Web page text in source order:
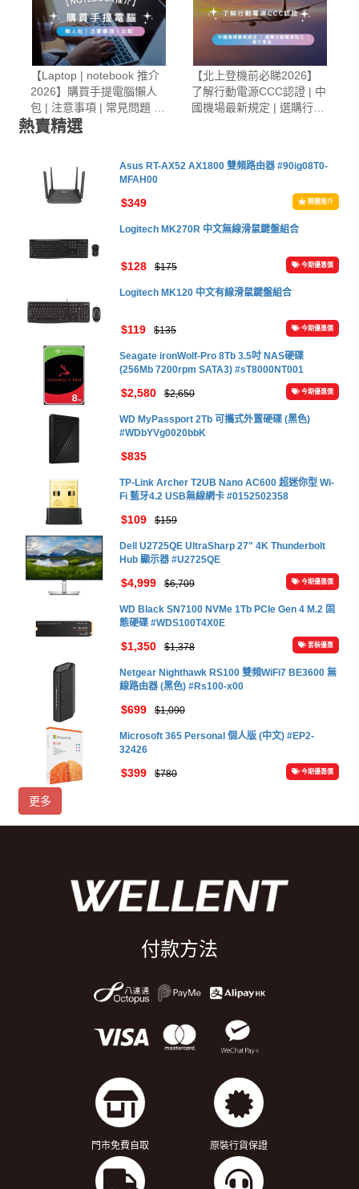
【Laptop | notebook 推介
2026】購買手提電腦懶人
包 | 注意事項 | 常見問題 |
產品推介
【北上登機前必睇2026】
了解行動電源CCC認證 | 中
國機場最新規定 | 選購行動
熱賣精選
Asus RT-AX52 AX1800 雙頻路由器 #90ig08T0-
MFAH00
$349 精選推介
Logitech MK270R 中文無線滑鼠鍵盤組合
$128 $175 今期優惠價
Logitech MK120 中文有線滑鼠鍵盤組合
$119 $135 今期優惠價
Seagate ironWolf-Pro 8Tb 3.5吋 NAS硬碟
(256Mb 7200rpm SATA3) #sT8000NT001
$2,580 $2,650 今期優惠價
WD MyPassport 2Tb 可攜式外置硬碟 (黑色)
#WDbYVg0020bbK
$835
TP-Link Archer T2UB Nano AC600 超迷你型 Wi-
Fi 藍牙4.2 USB無線網卡 #0152502358
$109 $159
Dell U2725QE UltraSharp 27" 4K Thunderbolt
Hub 顯示器 #U2725QE
$4,999 $6,709 今期優惠價
WD Black SN7100 NVMe 1Tb PCIe Gen 4 M.2 固
態硬碟 #WDS100T4X0E
$1,350 $1,378 套裝優惠
Netgear Nighthawk RS100 雙頻WiFi7 BE3600 無
線路由器 (黑色) #Rs100-x00
$699 $1,090
Microsoft 365 Personal 個人版 (中文) #EP2-
32426
$399 $780 今期優惠價
更多
付款方法
門市免費自取 原裝行貨保證